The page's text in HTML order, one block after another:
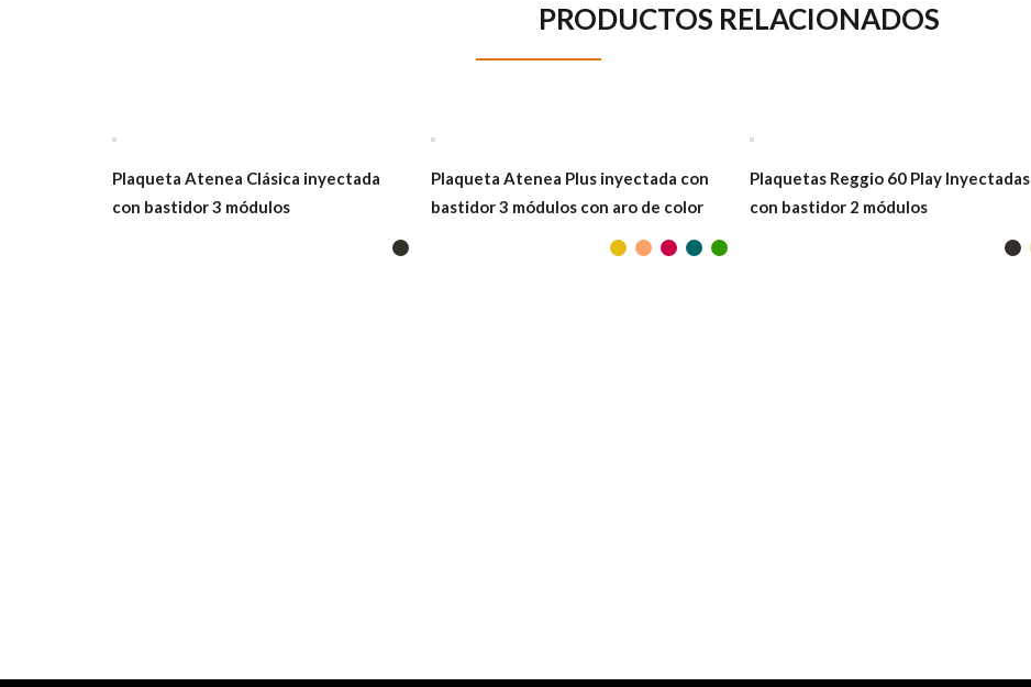
PRODUCTOS RELACIONADOS
Plaqueta Atenea Clásica inyectada
con bastidor 3 módulos
Plaqueta Atenea Plus inyectada con
bastidor 3 módulos con aro de color
Plaquetas Reggio 60 Play Inyectadas
con bastidor 2 módulos